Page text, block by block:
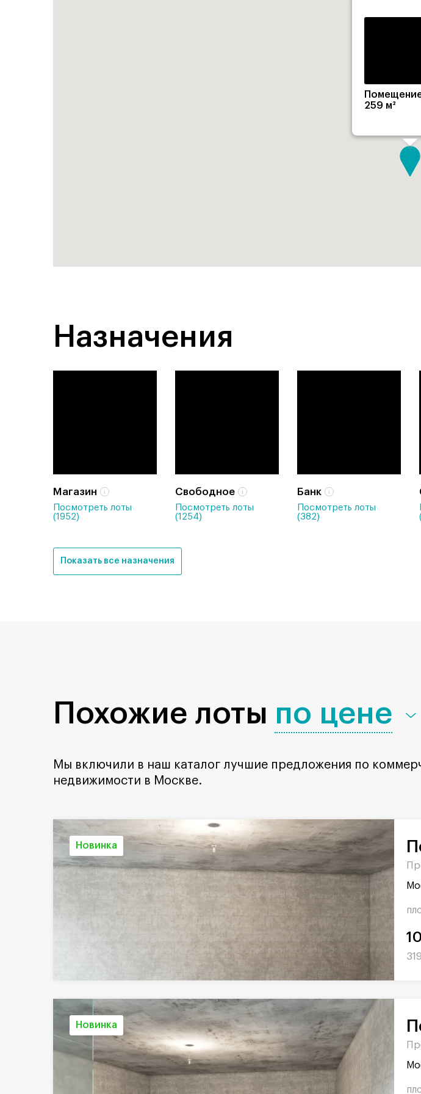
259 м²
Назначения
Магазин
Посмотреть лоты
(1952)
Свободное
Посмотреть лоты
(1254)
Банк
Посмотреть лоты
(382)
Показать все назначения
Похожие лоты по цене
Мы включили в наш каталог лучшие предложения по
недвижимости в Москве.
Новинка
Новинка